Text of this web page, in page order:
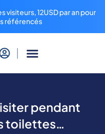
visiteurs, 12USD par an pour
référencés
pendant
toilettes…